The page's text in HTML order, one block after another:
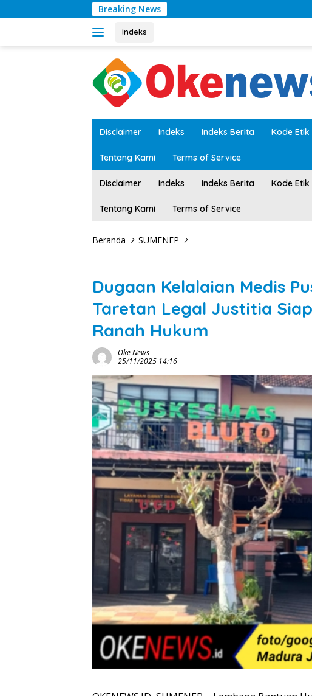
ke
Breaking News RSUDMA
Indeks
Disclaimer Indeks Indeks Berita Kode Etik
Tentang Kami Terms of Service
Disclaimer Indeks Indeks Berita Kode Etik
Tentang Kami Terms of Service
Beranda SUMENEP
Dugaan Kelalaian Medis
Taretan Legal Justitia
Ranah Hukum
Oke News
25/11/2025 14:16